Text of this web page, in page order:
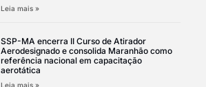
Leia mais »
SSP-MA encerra II Curso de Atirador
Aerodesignado e consolida Maranhão como
referência nacional em capacitação
aerotática
Leia mais »